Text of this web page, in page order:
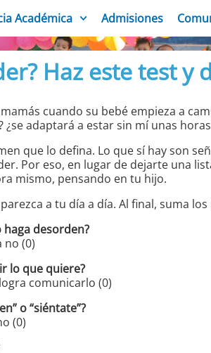
Académica Admisiones
Haz este test y
cuando su bebé empieza a
adaptará a estar sin mí unas
que lo defina. Lo que sí hay son
Por eso, en lugar de dejarte una
mismo, pensando en tu hijo.
a tu día a día. Al final, suma
desorden?
no (0)
lo que quiere?
comunicarlo (0)
o “siéntate”?
(0)